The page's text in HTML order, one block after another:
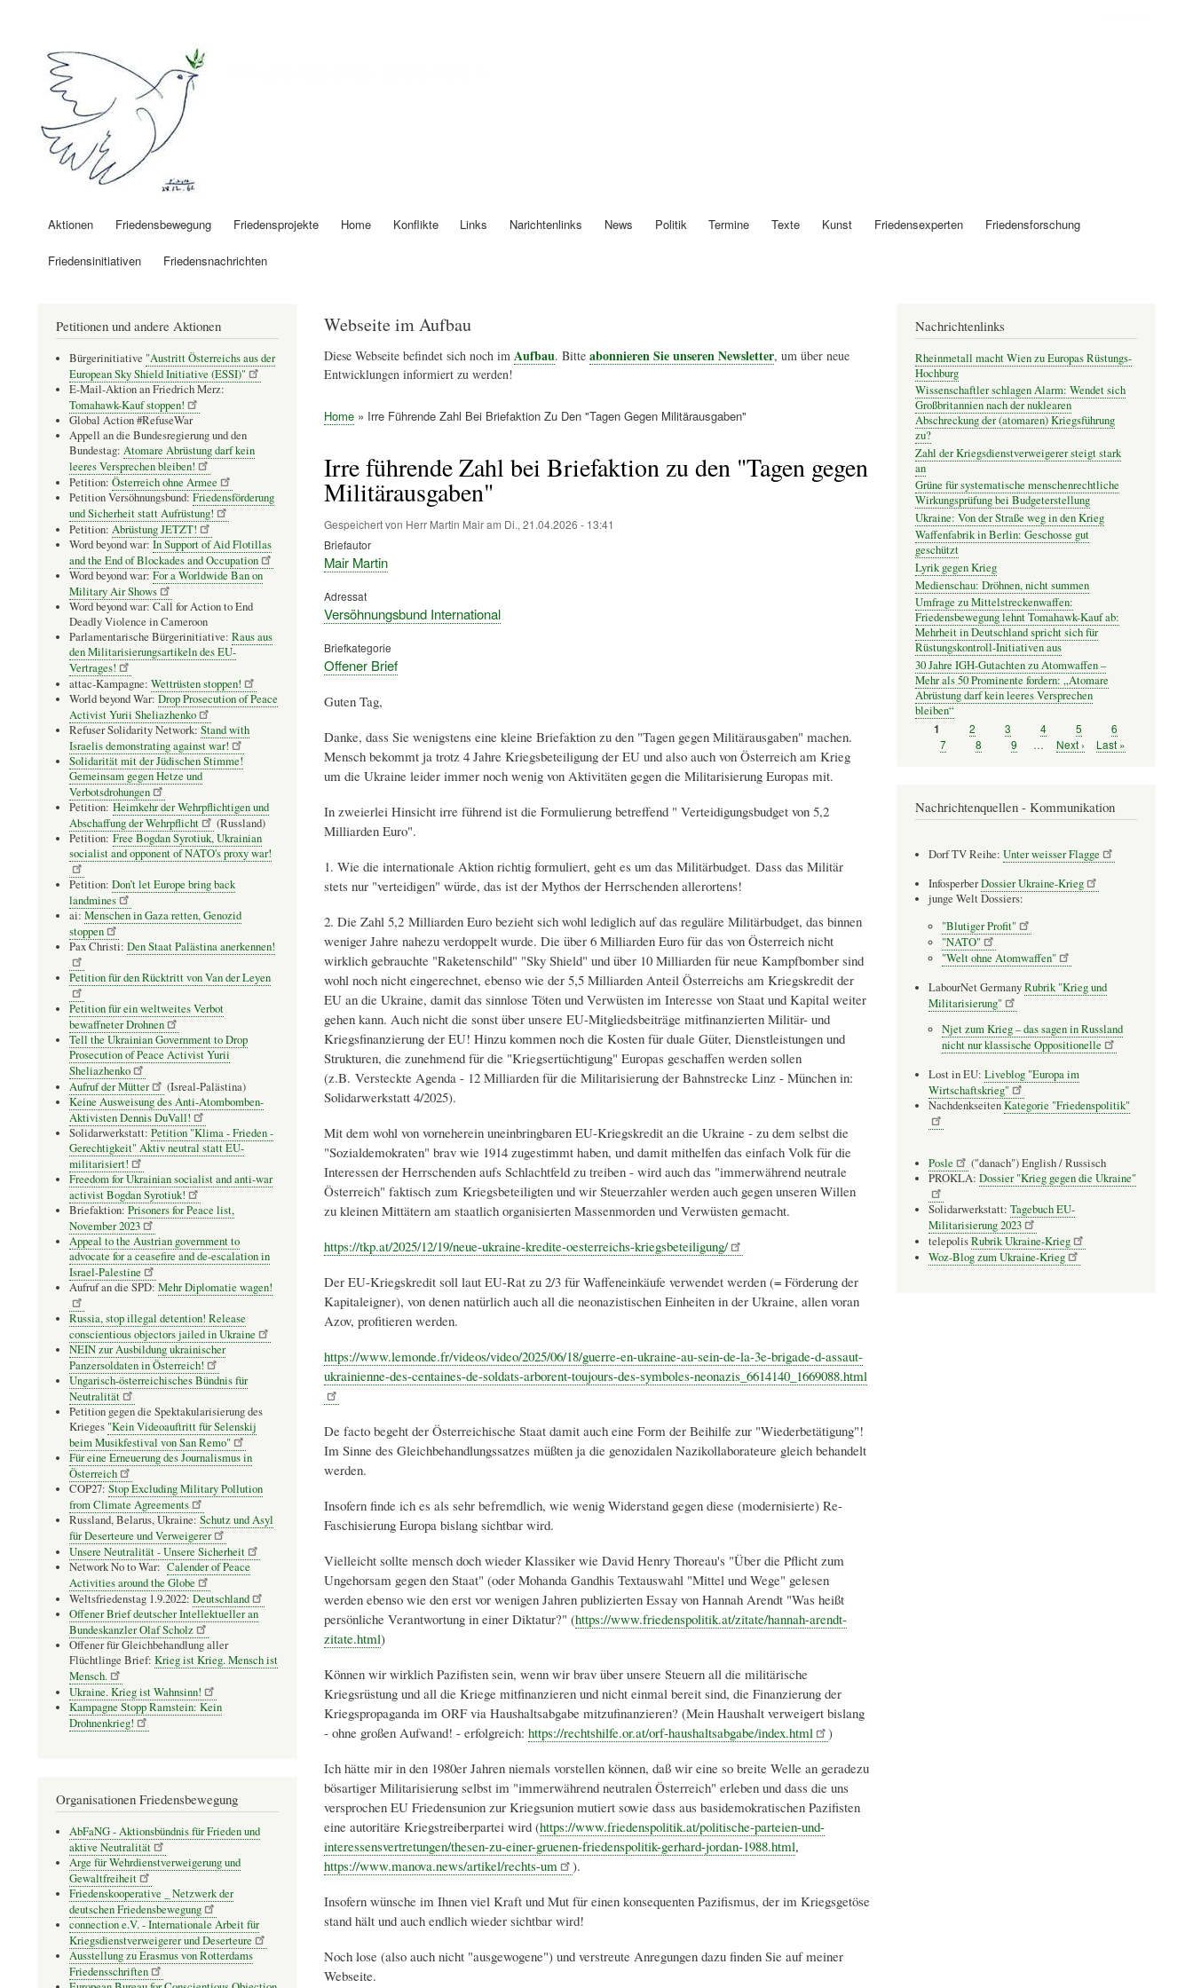
Hauptnavigation
Aktionen Friedensbewegung Friedensprojekte Home Konflikte Links Narichtenlinks News Politik Termine Texte Kunst Friedensexperten Friedensforschung
Friedensinitiativen Friedensnachrichten
Webseite im Aufbau
Diese Webseite befindet sich noch im Aufbau. Bitte abonnieren Sie unseren Newsletter, um über neue
Entwicklungen informiert zu werden!
Home Irre Führende Zahl Bei Briefaktion Zu Den "Tagen Gegen Militärausgaben"
Irre führende Zahl bei Briefaktion zu den "Tagen gegen
Militärausgaben"
Gespeichert von Herr Martin Mairam Di., 21.04.2026 - 13:41
Briefautor
Mair Martin
Adressat
Versöhnungsbund International
Briefkategorie
Offener Brief
Guten Tag,
Danke, dass Sie wenigstens eine kleine Briefaktion zu den "Tagen gegen Militärausgaben" machen.
Mensch bekommt ja trotz 4 Jahre Kriegsbeteiligung der EU und also auch von Österreich am Krieg
um die Ukraine leider immer noch wenig von Aktivitäten gegen die Militarisierung Europas mit.
In zweierlei Hinsicht irre führend ist die Formulierung betreffend " Verteidigungsbudget von 5,2
Milliarden Euro".
1. Wie die internationale Aktion richtig formuliert, geht es um das Militärbudget. Dass das Militär
stets nur "verteidigen" würde, das ist der Mythos der Herrschenden allerortens!
2. Die Zahl 5,2 Milliarden Euro bezieht sich wohl lediglich auf das reguläre Militärbudget, das binnen
weniger Jahre nahezu verdoppelt wurde. Die über 6 Milliarden Euro für das von Österreich nicht
wirklich gebrauchte "Raketenschild" "Sky Shield" und über 10 Milliarden für neue Kampfbomber sind
wohl noch nicht eingerechnet, ebenso wie der 5,5 Milliarden Anteil Österreichs am Kriegskredit der
EU an die Ukraine, damit das sinnlose Töten und Verwüsten im Interesse von Staat und Kapital weiter
gehen kann. Auch nicht die sonst über unsere EU-Mitgliedsbeiträge mitfinanzierten Militär- und
Kriegsfinanzierung der EU! Hinzu kommen noch die Kosten für duale Güter, Dienstleistungen und
Strukturen, die zunehmend für die "Kriegsertüchtigung" Europas geschaffen werden sollen
(z.B. Versteckte Agenda - 12 Milliarden für die Militarisierung der Bahnstrecke Linz - München in:
Solidarwerkstatt 4/2025).
Mit dem wohl von vorneherein uneinbringbaren EU-Kriegskredit an die Ukraine - zu dem selbst die
"Sozialdemokraten" brav wie 1914 zugestimmt haben, und damit mithelfen das einfach Volk für die
Interessen der Herrschenden aufs Schlachtfeld zu treiben - wird auch das "immerwährend neutrale
Österreich" faktisch zum Kriegsbeteiligten und wir Steuerzahler werden auch gegen unseren Willen
zu kleinen Mittätern am staatlich organisierten Massenmorden und Verwüsten gemacht.
https://tkp.at/2025/12/19/neue-ukraine-kredite-oesterreichs-kriegsbeteiligung/
Der EU-Kriegskredit soll laut EU-Rat zu 2/3 für Waffeneinkäufe verwendet werden (= Förderung der
Kapitaleigner), von denen natürlich auch all die neonazistischen Einheiten in der Ukraine, allen voran
Azov, profitieren werden.
https://www.lemonde.fr/videos/video/2025/06/18/guerre-en-ukraine-au-sein-de-la-3e-brigade-d-assaut-
ukrainienne-des-centaines-de-soldats-arborent-toujours-des-symboles-neonazis_6614140_1669088.html
De facto begeht der Österreichische Staat damit auch eine Form der Beihilfe zur "Wiederbetätigung"!
Im Sinne des Gleichbehandlungssatzes müßten ja die genozidalen Nazikollaborateure gleich behandelt
werden.
Insofern finde ich es als sehr befremdlich, wie wenig Widerstand gegen diese (modernisierte) Re-
Faschisierung Europa bislang sichtbar wird.
Vielleicht sollte mensch doch wieder Klassiker wie David Henry Thoreau's "Über die Pflicht zum
Ungehorsam gegen den Staat" (oder Mohanda Gandhis Textauswahl "Mittel und Wege" gelesen
werden ebenso wie den erst vor wenigen Jahren publizierten Essay von Hannah Arendt "Was heißt
persönliche Verantwortung in einer Diktatur?" (https://www.friedenspolitik.at/zitate/hannah-arendt-
zitate.html)
Können wir wirklich Pazifisten sein, wenn wir brav über unsere Steuern all die militärische
Kriegsrüstung und all die Kriege mitfinanzieren und nicht einmal bereit sind, die Finanzierung der
Kriegspropaganda im ORF via Haushaltsabgabe mitzufinanzieren? (Mein Haushalt verweigert bislang
- ohne großen Aufwand! - erfolgreich: https://rechtshilfe.or.at/orf-haushaltsabgabe/index.html
)
Ich hätte mir in den 1980er Jahren niemals vorstellen können, daß wir eine so breite Welle an geradezu
bösartiger Militarisierung selbst im "immerwährend neutralen Österreich" erleben und dass die uns
versprochen EU Friedensunion zur Kriegsunion mutiert sowie dass aus basidemokratischen Pazifisten
eine autoritäre Kriegstreiberpartei wird (https://www.friedenspolitik.at/politische-parteien-und-
interessensvertretungen/thesen-zu-einer-gruenen-friedenspolitik-gerhard-jordan-1988.html,
https://www.manova.news/artikel/rechts-um
).
Insofern wünsche im Ihnen viel Kraft und Mut für einen konsequenten Pazifismus, der im Kriegsgetöse
stand hält und auch endlich wieder sichtbar wird!
Noch lose (also auch nicht "ausgewogene") und verstreute Anregungen dazu finden Sie auf meiner
Webseite.
Petitionen und andere Aktionen
Bürgerinitiative "Austritt Österreichs aus der
European Sky Shield Initiative (ESSI)"
E-Mail-Aktion an Friedrich Merz:
Tomahawk-Kauf stoppen!
Global Action #RefuseWar
Appell an die Bundesregierung und den
Bundestag: Atomare Abrüstung darf kein
leeres Versprechen bleiben!
Petition: Österreich ohne Armee
Petition Versöhnungsbund: Friedensförderung
und Sicherheit statt Aufrüstung!
Petition: Abrüstung JETZT!
Word beyond war: In Support of Aid Flotillas
and the End of Blockades and Occupation
Word beyond war: For a Worldwide Ban on
Military Air Shows
Word beyond war: Call for Action to End
Deadly Violence in Cameroon
Parlamentarische Bürgerinitiative: Raus aus
den Militarisierungsartikeln des EU-
Vertrages!
attac-Kampagne: Wettrüsten stoppen!
World beyond War: Drop Prosecution of Peace
Activist Yurii Sheliazhenko
Refuser Solidarity Network: Stand with
Israelis demonstrating against war!
Solidarität mit der Jüdischen Stimme!
Gemeinsam gegen Hetze und
Verbotsdrohungen
Petition: Heimkehr der Wehrpflichtigen und
Abschaffung der Wehrpflicht
(Russland)
Petition: Free Bogdan Syrotiuk, Ukrainian
socialist and opponent of NATO's proxy war!
Petition: Don’t let Europe bring back
landmines
ai: Menschen in Gaza retten, Genozid
stoppen
Pax Christi: Den Staat Palästina anerkennen!
Petition für den Rücktritt von Van der Leyen
Petition für ein weltweites Verbot
bewaffneter Drohnen
Tell the Ukrainian Government to Drop
Prosecution of Peace Activist Yurii
Sheliazhenko
Aufruf der Mütter
(Isreal-Palästina)
Keine Ausweisung des Anti-Atombomben-
Aktivisten Dennis DuVall!
Solidarwerkstatt: Petition "Klima - Frieden -
Gerechtigkeit" Aktiv neutral statt EU-
militarisiert!
Freedom for Ukrainian socialist and anti-war
activist Bogdan Syrotiuk!
Briefaktion: Prisoners for Peace list,
November 2023
Appeal to the Austrian government to
advocate for a ceasefire and de-escalation in
Israel-Palestine
Aufruf an die SPD: Mehr Diplomatie wagen!
Russia, stop illegal detention! Release
conscientious objectors jailed in Ukraine
NEIN zur Ausbildung ukrainischer
Panzersoldaten in Österreich!
Ungarisch-österreichisches Bündnis für
Neutralität
Petition gegen die Spektakularisierung des
Krieges "Kein Videoauftritt für Selenskij
beim Musikfestival von San Remo"
Für eine Erneuerung des Journalismus in
Österreich
COP27: Stop Excluding Military Pollution
from Climate Agreements
Russland, Belarus, Ukraine: Schutz und Asyl
für Deserteure und Verweigerer
Unsere Neutralität - Unsere Sicherheit
Network No to War: Calender of Peace
Activities around the Globe
Weltsfriedenstag 1.9.2022: Deutschland
Offener Brief deutscher Intellektueller an
Bundeskanzler Olaf Scholz
Offener für Gleichbehandlung aller
Flüchtlinge Brief: Krieg ist Krieg. Mensch ist
Mensch.
Ukraine. Krieg ist Wahnsinn!
Kampagne Stopp Ramstein: Kein
Drohnenkrieg!
Organisationen Friedensbewegung
AbFaNG - Aktionsbündnis für Frieden und
aktive Neutralität
Arge für Wehrdienstverweigerung und
Gewaltfreiheit
Friedenskooperative _ Netzwerk der
deutschen Friedensbewegung
connection e.V. - Inter­na­tio­nale Arbeit für
Kriegs­dienst­ver­wei­gerer und Deser­teure
Ausstellung zu Erasmus von Rotterdams
Friedensschriften
Nachrichtenlinks
Rheinmetall macht Wien zu Europas Rüstungs-
Hochburg
Wissenschaftler schlagen Alarm: Wendet sich
Großbritannien nach der nuklearen
Abschreckung der (atomaren) Kriegsführung
zu?
Zahl der Kriegsdienstverweigerer steigt stark
an
Grüne für systematische menschenrechtliche
Wirkungsprüfung bei Budgeterstellung
Ukraine: Von der Straße weg in den Krieg
Waffenfabrik in Berlin: Geschosse gut
geschützt
Lyrik gegen Krieg
Medienschau: Dröhnen, nicht summen
Umfrage zu Mittelstreckenwaffen:
Friedensbewegung lehnt Tomahawk-Kauf ab:
Mehrheit in Deutschland spricht sich für
Rüstungskontroll-Initiativen aus
30 Jahre IGH-Gutachten zu Atomwaffen –
Mehr als 50 Prominente fordern: „Atomare
Abrüstung darf kein leeres Versprechen
bleiben“
Seitennummerierung
Seite
1 Seite
2 Seite
3 Seite
4 Seite
5 Seite
6
Seite
7 Seite
8 Seite
9 …
Nächste
Next ›
Letzte
Last »
Nachrichtenquellen - Kommunikation
Dorf TV Reihe: Unter weisser Flagge
InfosperberDossier Ukraine-Krieg
junge Welt Dossiers:
"Blutiger Profit"
"NATO"
"Welt ohne Atomwaffen"
LabourNet GermanyRubrik "Krieg und
Militarisierung"
Njet zum Krieg – das sagen in Russland
nicht nur klassische Oppositionelle
Lost in EU: Liveblog "Europa im
Wirtschaftskrieg"
NachdenkseitenKategorie "Friedenspolitik"
Posle
("danach") English / Russisch
PROKLA: Dossier "Krieg gegen die Ukraine"
Solidarwerkstatt: Tagebuch EU-
Militarisierung 2023
telepolisRubrik Ukraine-Krieg
Woz-Blog zum Ukraine-Krieg